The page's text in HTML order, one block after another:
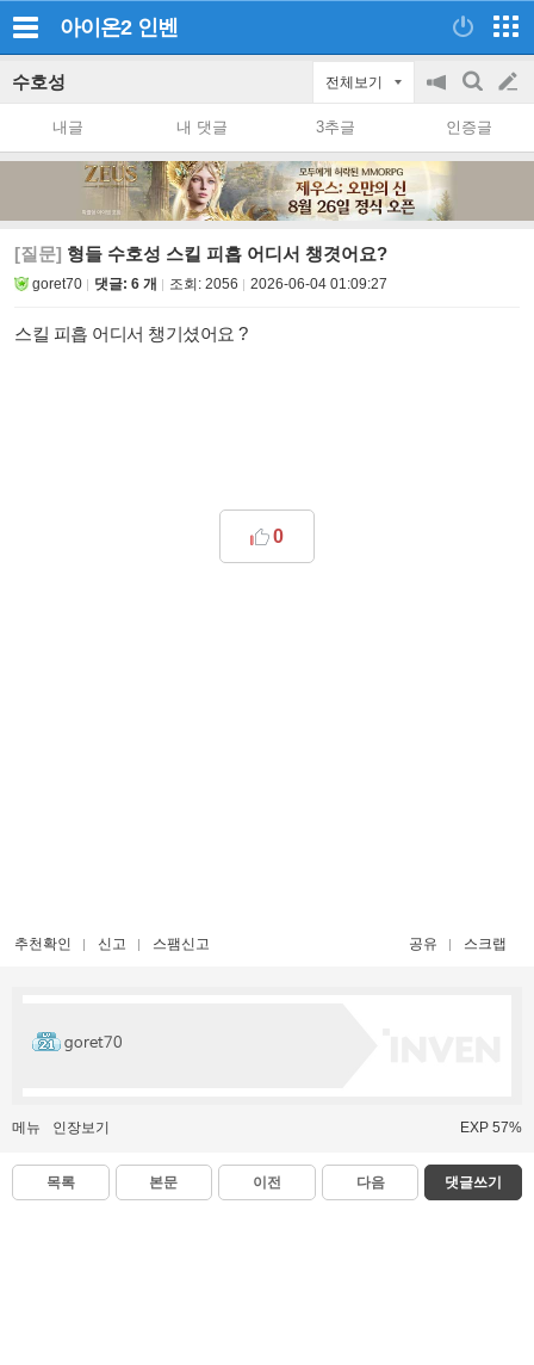
아이온2 인벤
수호성 전체보기
공
on/off
검
색
글
쓰
내글 내 댓글 3추글 인증글
[질문] 형들 수호성 스킬 피흡 어디서 챙겻어요?
goret70 댓글: 6 개 조회: 2056 2026-06-04 01:09:27
스킬 피흡 어디서 챙기셨어요 ?
0
추천확인 신고 스팸신고 공유 스크랩
goret70
메뉴 인장보기 EXP 57%
목록 본문 이전 다음 댓글쓰기